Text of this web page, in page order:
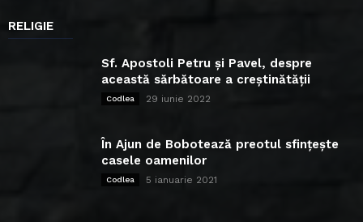
RELIGIE
Sf. Apostoli Petru și Pavel, despre
această sărbătoare a creștinătății
Codlea 29 iunie 2022
În Ajun de Bobotează preotul sfințește
casele oamenilor
Codlea 5 ianuarie 2021